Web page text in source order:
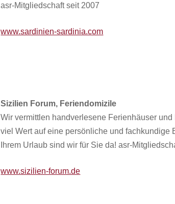
asr-Mitgliedschaft seit 2007
www.sardinien-sardinia.com
Sizilien Forum, Feriendomizile
Wir vermittlen handverlesene Ferienhäuser
viel Wert auf eine persönliche und fachkundige
Ihrem Urlaub sind wir für Sie da! asr-
www.sizilien-forum.de